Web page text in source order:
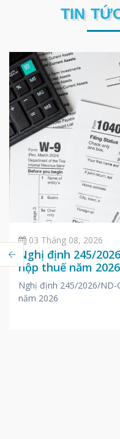
TIN
03 Tháng 08, 2026
Nghị định 245/
nộp thuế năm 2026
Nghị định 245/2026/ND-
năm 2026